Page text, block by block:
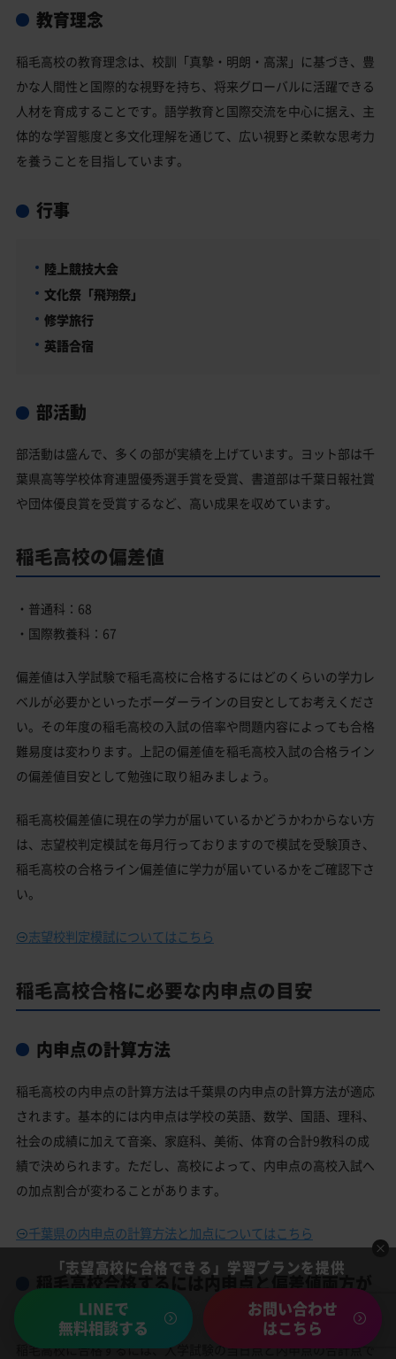
教育理念
稲毛高校の教育理念は、校訓「真摯・明朗・高潔」に基づき、豊
かな人間性と国際的な視野を持ち、将来グローバルに活躍できる
人材を育成することです。語学教育と国際交流を中心に据え、主
体的な学習態度と多文化理解を通じて、広い視野と柔軟な思考力
を養うことを目指しています。
行事
陸上競技大会
文化祭「飛翔祭」
修学旅行
英語合宿
部活動
部活動は盛んで、多くの部が実績を上げています。ヨット部は千
葉県高等学校体育連盟優秀選手賞を受賞、書道部は千葉日報社賞
や団体優良賞を受賞するなど、高い成果を収めています。
稲毛高校の偏差値
・普通科：68
・国際教養科：67
偏差値は入学試験で稲毛高校に合格するにはどのくらいの学力レ
ベルが必要かといったボーダーラインの目安としてお考えくださ
い。その年度の稲毛高校の入試の倍率や問題内容によっても合格
難易度は変わります。上記の偏差値を稲毛高校入試の合格ライン
の偏差値目安として勉強に取り組みましょう。
稲毛高校偏差値に現在の学力が届いているかどうかわからない方
は、志望校判定模試を毎月行っておりますので模試を受験頂き、
稲毛高校の合格ライン偏差値に学力が届いているかをご確認下さ
い。
志望校判定模試についてはこちら
稲毛高校合格に必要な内申点の目安
内申点の計算方法
稲毛高校の内申点の計算方法は千葉県の内申点の計算方法が適応
されます。基本的には内申点は学校の英語、数学、国語、理科、
社会の成績に加えて音楽、家庭科、美術、体育の合計9教科の成
績で決められます。ただし、高校によって、内申点の高校入試へ
の加点割合が変わることがあります。
千葉県の内申点の計算方法と加点についてはこちら
稲毛高校合格するには内申点と偏差値両方が
稲毛高校に合格するには、入学試験の当日点と内申点の合計点で
「志望高校に合格できる」学習プランを提供
LINEで
無料相談する
お問い合わせ
はこちら